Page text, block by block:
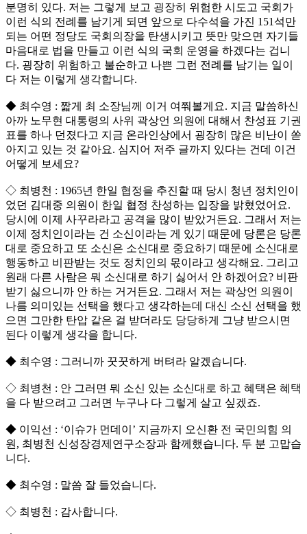
분명히 있다. 저는 그렇게 보고 굉장히 위험한 시도고 국회가
이런 식의 전례를 남기게 되면 앞으로 다수석을 가진 151석만
되는 어떤 정당도 국회의장을 탄생시키고 뜻만 맞으면 자기들
마음대로 법을 만들고 이런 식의 국회 운영을 하겠다는 겁니
다. 굉장히 위험하고 불순하고 나쁜 그런 전례를 남기는 일이
다 저는 이렇게 생각합니다.
◆ 최수영 : 짧게 최 소장님께 이거 여쭤볼게요. 지금 말씀하신
아까 노무현 대통령의 사위 곽상언 의원에 대해서 찬성표 기권
표를 하나 던졌다고 지금 온라인상에서 굉장히 많은 비난이 쏟
아지고 있는 것 같아요. 심지어 저주 글까지 있다는 건데 이건
어떻게 보세요?
◇ 최병천 : 1965년 한일 협정을 추진할 때 당시 청년 정치인이
었던 김대중 의원이 한일 협정 찬성하는 입장을 밝혔었어요.
당시에 이제 사꾸라라고 공격을 많이 받았거든요. 그래서 저는
이제 정치인이라는 건 소신이라는 게 있기 때문에 당론은 당론
대로 중요하고 또 소신은 소신대로 중요하기 때문에 소신대로
행동하고 비판받는 것도 정치인의 몫이라고 생각해요. 그리고
원래 다른 사람은 뭐 소신대로 하기 싫어서 안 하겠어요? 비판
받기 싫으니까 안 하는 거거든요. 그래서 저는 곽상언 의원이
나름 의미있는 선택을 했다고 생각하는데 대신 소신 선택을 했
으면 그만한 탄압 같은 걸 받더라도 당당하게 그냥 받으시면
된다 이렇게 생각을 합니다.
◆ 최수영 : 그러니까 꿋꿋하게 버텨라 알겠습니다.
◇ 최병천 : 안 그러면 뭐 소신 있는 소신대로 하고 혜택은 혜택
을 다 받으려고 그러면 누구나 다 그렇게 살고 싶겠죠.
◆ 이익선 : ‘이슈가 먼데이’ 지금까지 오신환 전 국민의힘 의
원, 최병천 신성장경제연구소장과 함께했습니다. 두 분 고맙습
니다.
◆ 최수영 : 말씀 잘 들었습니다.
◇ 최병천 : 감사합니다.